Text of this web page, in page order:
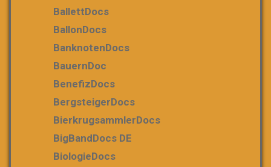
BallettDocs
BallonDocs
BanknotenDocs
BauernDoc
BenefizDocs
BergsteigerDocs
BierkrugsammlerDocs
BigBandDocs DE
BiologieDocs